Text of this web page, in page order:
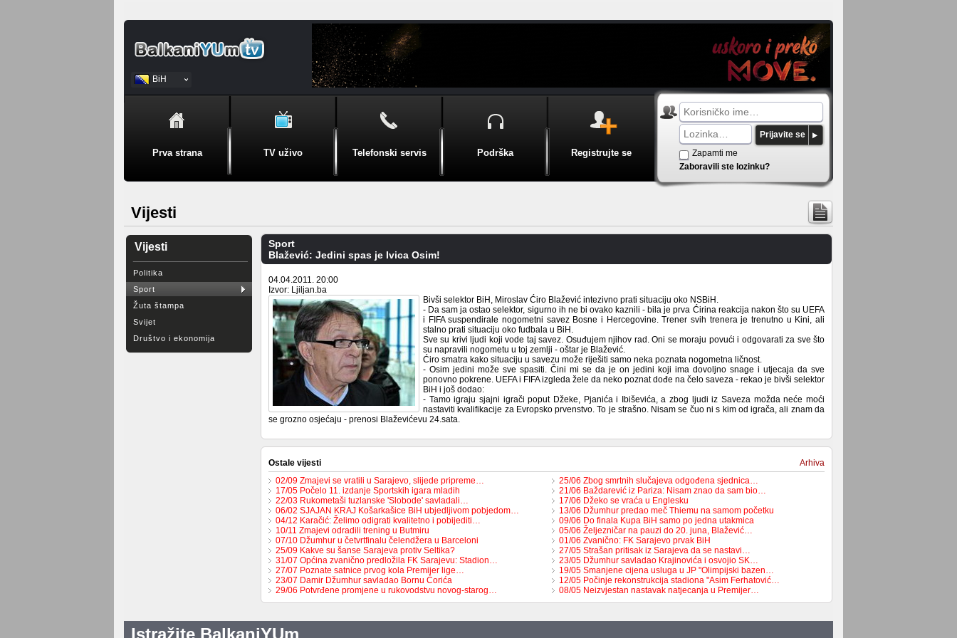
BiH
Srpski
Prva strana TV uživo Telefonski servis Podrška Registrujte se
Prijavite se
Zapamti me
Zaboravili ste lozinku?
Vijesti
Vijesti
Politika
Sport
Žuta štampa
Svijet
Društvo i ekonomija
Sport
Blažević: Jedini spas je Ivica Osim!
04.04.2011. 20:00
Izvor: Ljiljan.ba
Bivši selektor BiH, Miroslav Ćiro Blažević intezivno prati situaciju oko NSBiH.
- Da sam ja ostao selektor, sigurno ih ne bi ovako kaznili - bila je prva Ćirina reakcija nakon što su UEFA
i FIFA suspendirale nogometni savez Bosne i Hercegovine. Trener svih trenera je trenutno u Kini, ali
stalno prati situaciju oko fudbala u BiH.
Sve su krivi ljudi koji vode taj savez. Osuđujem njihov rad. Oni se moraju povući i odgovarati za sve što
su napravili nogometu u toj zemlji - oštar je Blažević.
Ćiro smatra kako situaciju u savezu može riješiti samo neka poznata nogometna ličnost.
- Osim jedini može sve spasiti. Čini mi se da je on jedini koji ima dovoljno snage i utjecaja da sve
ponovno pokrene. UEFA i FIFA izgleda žele da neko poznat dođe na čelo saveza - rekao je bivši selektor
BiH i još dodao:
- Tamo igraju sjajni igrači poput Džeke, Pjanića i Ibiševića, a zbog ljudi iz Saveza možda neće moći
nastaviti kvalifikacije za Evropsko prvenstvo. To je strašno. Nisam se čuo ni s kim od igrača, ali znam da
se grozno osjećaju - prenosi Blaževićevu 24.sata.
Ostale vijesti
Arhiva
02/09 Zmajevi se vratili u Sarajevo, slijede pripreme…
17/05 Počelo 11. izdanje Sportskih igara mladih
22/03 Rukometaši tuzlanske 'Slobode' savladali…
06/02 SJAJAN KRAJ Košarkašice BiH ubjedljivom pobjedom…
04/12 Karačić: Želimo odigrati kvalitetno i pobijediti…
10/11 Zmajevi odradili trening u Butmiru
07/10 Džumhur u četvrtfinalu čelendžera u Barceloni
25/09 Kakve su šanse Sarajeva protiv Seltika?
31/07 Općina zvanično predložila FK Sarajevu: Stadion…
27/07 Poznate satnice prvog kola Premijer lige…
23/07 Damir Džumhur savladao Bornu Ćorića
29/06 Potvrđene promjene u rukovodstvu novog-starog…
25/06 Zbog smrtnih slučajeva odgođena sjednica…
21/06 Baždarević iz Pariza: Nisam znao da sam bio…
17/06 Džeko se vraća u Englesku
13/06 Džumhur predao meč Thiemu na samom početku
09/06 Do finala Kupa BiH samo po jedna utakmica
05/06 Željezničar na pauzi do 20. juna, Blažević…
01/06 Zvanično: FK Sarajevo prvak BiH
27/05 Strašan pritisak iz Sarajeva da se nastavi…
23/05 Džumhur savladao Krajinovića i osvojio SK…
19/05 Smanjene cijena usluga u JP "Olimpijski bazen…
12/05 Počinje rekonstrukcija stadiona "Asim Ferhatović…
08/05 Neizvjestan nastavak natjecanja u Premijer…
Istražite BalkaniYUm